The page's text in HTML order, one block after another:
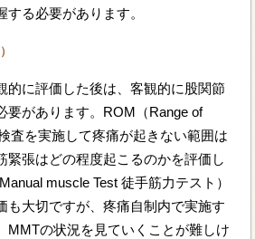
る必要があります。
的に評価した後は、客観的に股関節
要があります。ROM（Range of
査を実施して疼痛が起きない範囲は
緊張はどの程度起こるのかを評価し
muscle Test 徒手筋力テスト）
も大切ですが、疼痛自制内で実施す
MMTの状況を見ていくことが難しけ